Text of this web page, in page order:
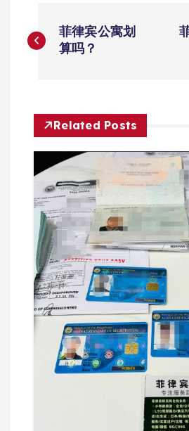
章
航
菲律宾公寓划
算吗？
Related Posts